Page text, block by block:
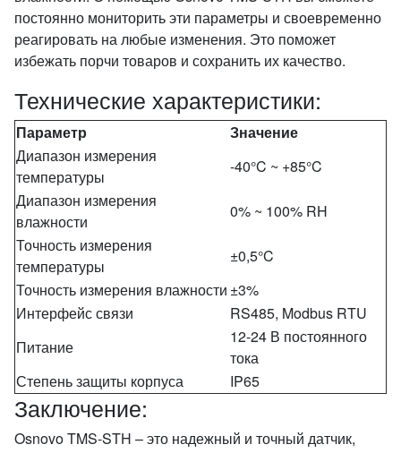
постоянно мониторить эти параметры и своевременно
реагировать на любые изменения. Это поможет
избежать порчи товаров и сохранить их качество.
Технические характеристики:
Параметр
Значение
Диапазон измерения
температуры
-40°C ~ +85°C
Диапазон измерения
влажности
0% ~ 100% RH
Точность измерения
температуры
±0,5°C
Точность измерения влажности ±3%
Интерфейс связи
RS485, Modbus RTU
Питание
12-24 В постоянного
тока
Степень защиты корпуса
IP65
Заключение:
Osnovo TMS-STH – это надежный и точный датчик,